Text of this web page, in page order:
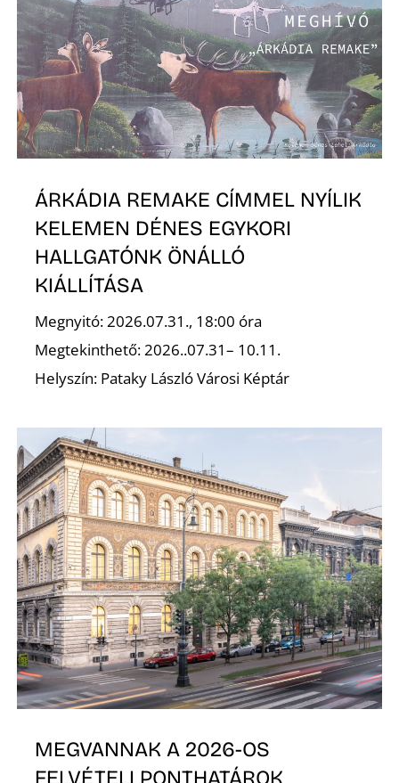
ÁRKÁDIA REMAKE CÍMMEL NYÍLIK
KELEMEN DÉNES EGYKORI
HALLGATÓNK ÖNÁLLÓ
KIÁLLÍTÁSA
Megnyitó: 2026.07.31., 18:00 óra
Megtekinthető: 2026..07.31– 10.11.
Helyszín: Pataky László Városi Képtár
MEGVANNAK A 2026-OS
FELVÉTELI PONTHATÁROK